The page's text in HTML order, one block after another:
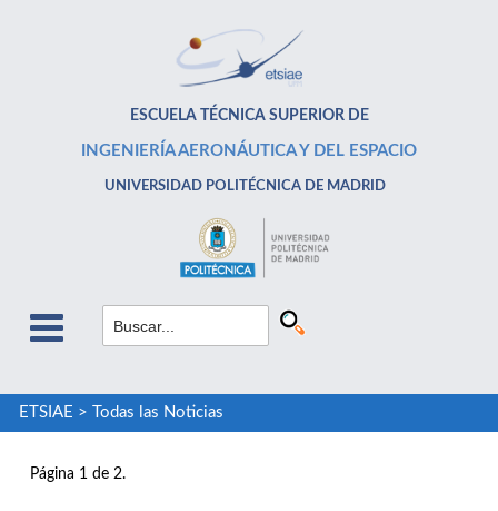
ESCUELA TÉCNICA SUPERIOR DE
INGENIERÍA AERONÁUTICA Y DEL ESPACIO
UNIVERSIDAD POLITÉCNICA DE MADRID
ETSIAE > Todas las Noticias
Página 1 de 2.